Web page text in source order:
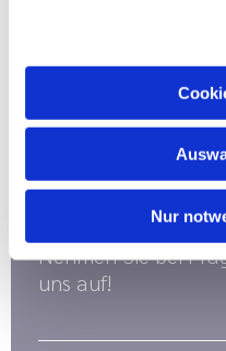
Nur
Evangelische
Nehmen Sie bei
uns auf!